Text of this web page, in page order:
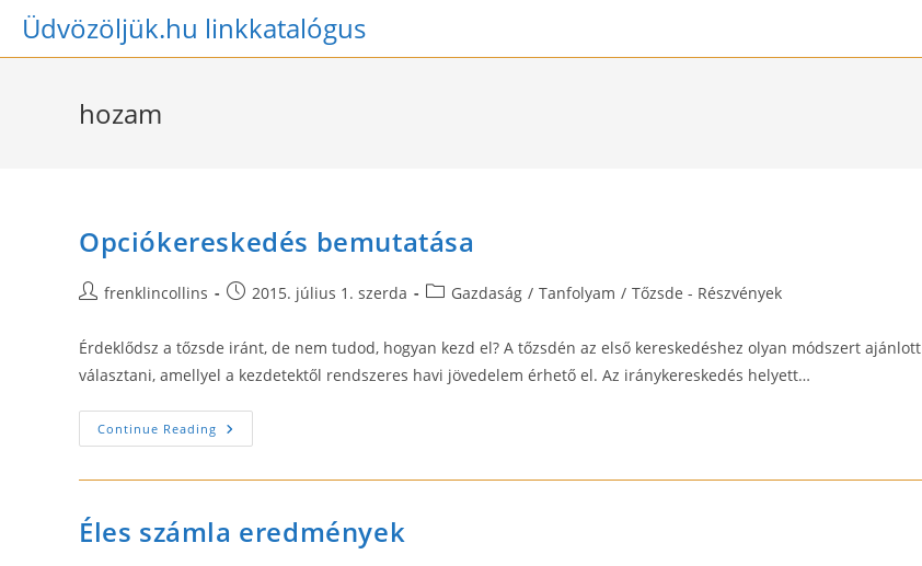
SkipÜdvözöljük.hu linkkatalógus
hozam
Opciókereskedés bemutatása
Postfrenklincollins
Post2015. július 1. szerda
PostGazdaság / Tanfolyam / Tőzsde - Részvények
Érdeklődsz a tőzsde iránt, de nem tudod, hogyan kezd el? A tőzsdén az első kereskedéshez olyan módszert ajánlott
választani, amellyel a kezdetektől rendszeres havi jövedelem érhető el. Az iránykereskedés helyett…
Continue Reading Opciókereskedés
Bemutatása
Éles számla eredmények